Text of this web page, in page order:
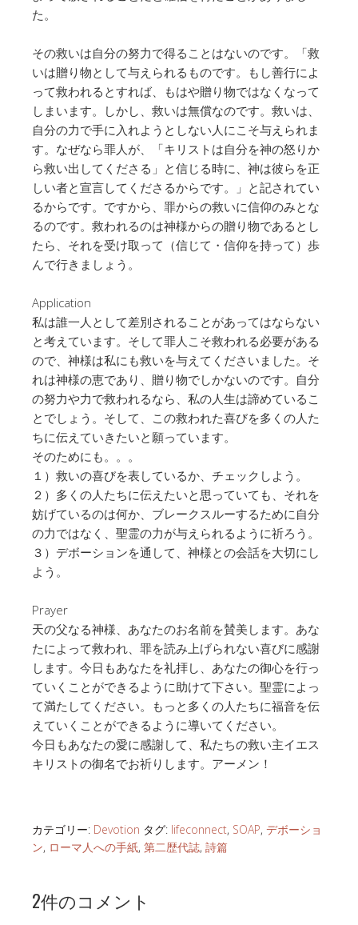
た。
その救いは自分の努力で得ることはないのです。「救
いは贈り物として与えられるものです。もし善行によ
って救われるとすれば、もはや贈り物ではなくなって
しまいます。しかし、救いは無償なのです。救いは、
自分の力で手に入れようとしない人にこそ与えられま
す。なぜなら罪人が、「キリストは自分を神の怒りか
ら救い出してくださる」と信じる時に、神は彼らを正
しい者と宣言してくださるからです。」と記されてい
るからです。ですから、罪からの救いに信仰のみとな
るのです。救われるのは神様からの贈り物であるとし
たら、それを受け取って（信じて・信仰を持って）歩
んで行きましょう。
Application
私は誰一人として差別されることがあってはならない
と考えています。そして罪人こそ救われる必要がある
ので、神様は私にも救いを与えてくださいました。そ
れは神様の恵であり、贈り物でしかないのです。自分
の努力や力で救われるなら、私の人生は諦めているこ
とでしょう。そして、この救われた喜びを多くの人た
ちに伝えていきたいと願っています。
そのためにも。。。
１）救いの喜びを表しているか、チェックしよう。
２）多くの人たちに伝えたいと思っていても、それを
妨げているのは何か、ブレークスルーするために自分
の力ではなく、聖霊の力が与えられるように祈ろう。
３）デボーションを通して、神様との会話を大切にし
よう。
Prayer
天の父なる神様、あなたのお名前を賛美します。あな
たによって救われ、罪を読み上げられない喜びに感謝
します。今日もあなたを礼拝し、あなたの御心を行っ
ていくことができるように助けて下さい。聖霊によっ
て満たしてください。もっと多くの人たちに福音を伝
えていくことができるように導いてください。
今日もあなたの愛に感謝して、私たちの救い主イエス
キリストの御名でお祈りします。アーメン！
カテゴリー: Devotion タグ: lifeconnect, SOAP, デボーショ
ン, ローマ人への手紙, 第二歴代誌, 詩篇
2件のコメント